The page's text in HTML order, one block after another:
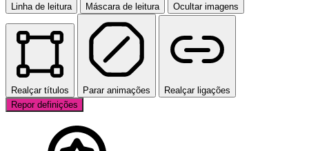
Linha de leitura Máscara de leitura Ocultar imagens
Realçar títulos Parar animações
Realçar ligações
Repor definições